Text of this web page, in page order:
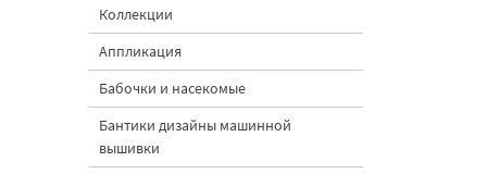
Коллекции
Аппликация
Бабочки и насекомые
Бантики дизайны машинной
вышивки